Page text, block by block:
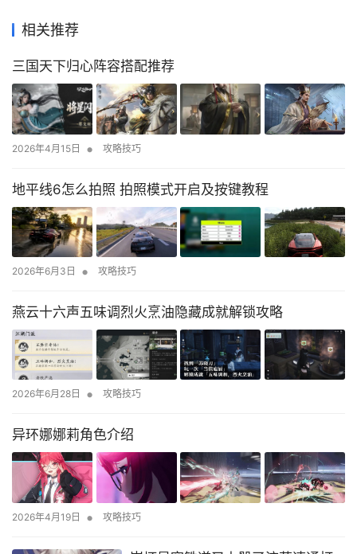
相关推荐
三国天下归心阵容搭配推荐
2026年4月15日 • 攻略技巧
地平线6怎么拍照 拍照模式开启及按键教程
2026年6月3日 • 攻略技巧
燕云十六声五味调烈火烹油隐藏成就解锁攻略
2026年6月28日 • 攻略技巧
异环娜娜莉角色介绍
2026年4月19日 • 攻略技巧